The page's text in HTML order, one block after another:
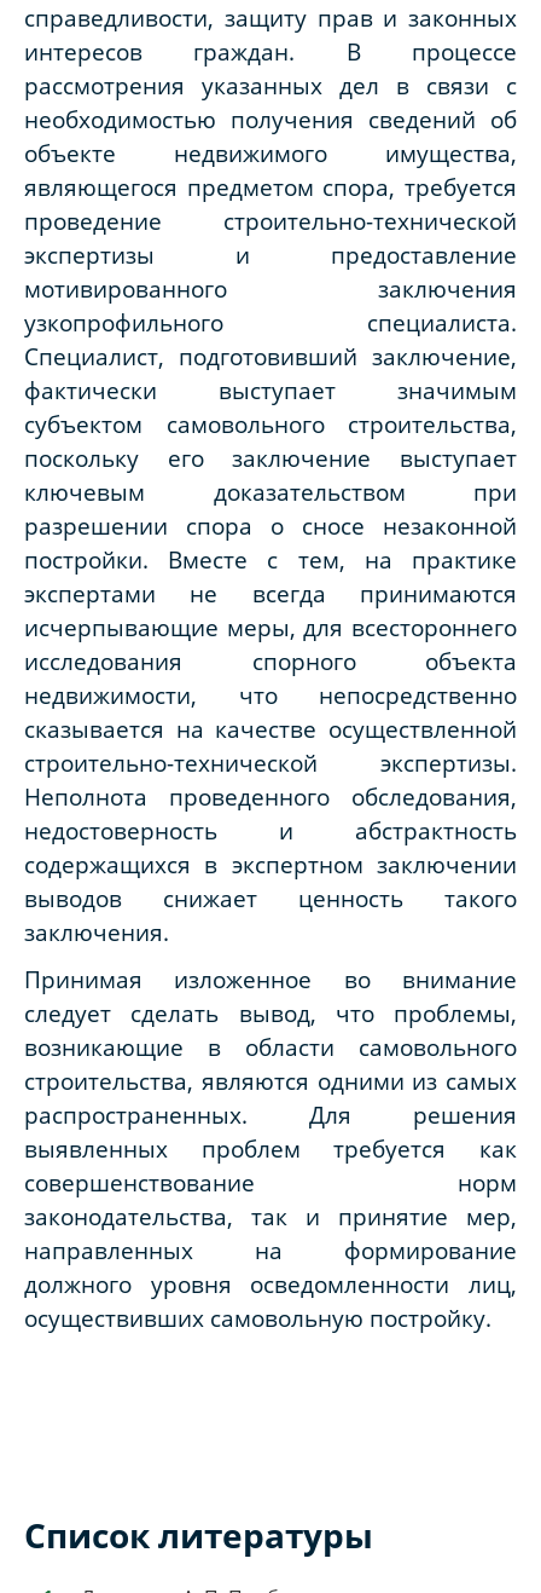
справедливости, защиту прав и законных
интересов граждан. В процессе
рассмотрения указанных дел в связи с
необходимостью получения сведений об
объекте недвижимого имущества,
являющегося предметом спора, требуется
проведение строительно-технической
экспертизы и предоставление
мотивированного заключения
узкопрофильного специалиста.
Специалист, подготовивший заключение,
фактически выступает значимым
субъектом самовольного строительства,
поскольку его заключение выступает
ключевым доказательством при
разрешении спора о сносе незаконной
постройки. Вместе с тем, на практике
экспертами не всегда принимаются
исчерпывающие меры, для всестороннего
исследования спорного объекта
недвижимости, что непосредственно
сказывается на качестве осуществленной
строительно-технической экспертизы.
Неполнота проведенного обследования,
недостоверность и абстрактность
содержащихся в экспертном заключении
выводов снижает ценность такого
заключения.
Принимая изложенное во внимание
следует сделать вывод, что проблемы,
возникающие в области самовольного
строительства, являются одними из самых
распространенных. Для решения
выявленных проблем требуется как
совершенствование норм
законодательства, так и принятие мер,
направленных на формирование
должного уровня осведомленности лиц,
осуществивших самовольную постройку.
Список литературы